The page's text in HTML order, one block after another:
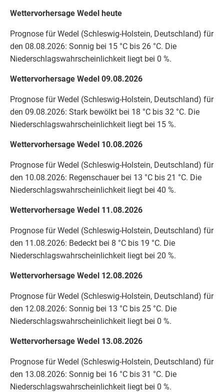
Wettervorhersage Wedel heute
Prognose für Wedel (Schleswig-Holstein, Deutschland) für
den 08.08.2026: Sonnig bei 15 °C bis 26 °C. Die
Niederschlagswahrscheinlichkeit liegt bei 0 %.
Wettervorhersage Wedel 09.08.2026
Prognose für Wedel (Schleswig-Holstein, Deutschland) für
den 09.08.2026: Stark bewölkt bei 18 °C bis 32 °C. Die
Niederschlagswahrscheinlichkeit liegt bei 15 %.
Wettervorhersage Wedel 10.08.2026
Prognose für Wedel (Schleswig-Holstein, Deutschland) für
den 10.08.2026: Regenschauer bei 13 °C bis 21 °C. Die
Niederschlagswahrscheinlichkeit liegt bei 40 %.
Wettervorhersage Wedel 11.08.2026
Prognose für Wedel (Schleswig-Holstein, Deutschland) für
den 11.08.2026: Bedeckt bei 8 °C bis 19 °C. Die
Niederschlagswahrscheinlichkeit liegt bei 20 %.
Wettervorhersage Wedel 12.08.2026
Prognose für Wedel (Schleswig-Holstein, Deutschland) für
den 12.08.2026: Sonnig bei 13 °C bis 25 °C. Die
Niederschlagswahrscheinlichkeit liegt bei 0 %.
Wettervorhersage Wedel 13.08.2026
Prognose für Wedel (Schleswig-Holstein, Deutschland) für
den 13.08.2026: Sonnig bei 16 °C bis 31 °C. Die
Niederschlagswahrscheinlichkeit liegt bei 0 %.